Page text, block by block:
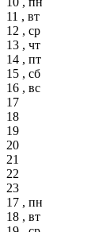
11 , вт
12 , ср
13 , чт
14 , пт
15 , сб
16 , вс
17
18
19
20
21
22
23
17 , пн
18 , вт